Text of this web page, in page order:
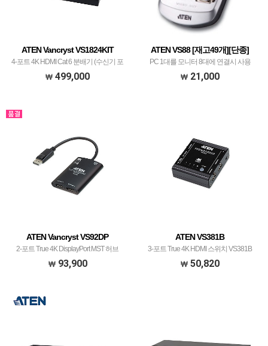
ATEN Vancryst VS1824KIT
4-포트 4K HDMI Cat 6 분배기 (수신기 포
함)
499,000
ATEN VS88 [재고49개][단종]
PC 1대를 모니터 8대에 연결시 사용
21,000
ATEN Vancryst VS92DP
2-포트 True 4K DisplayPort MST 허브
VS92DP
93,900
ATEN VS381B
3-포트 True 4K HDMI 스위치 VS381B
50,820